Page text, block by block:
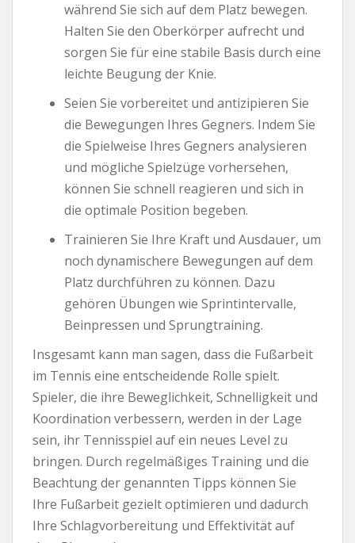
während Sie sich auf dem Platz bewegen.
Halten Sie den Oberkörper aufrecht und
sorgen Sie für eine stabile Basis durch eine
leichte Beugung der Knie.
Seien Sie vorbereitet und antizipieren Sie
die Bewegungen Ihres Gegners. Indem Sie
die Spielweise Ihres Gegners analysieren
und mögliche Spielzüge vorhersehen,
können Sie schnell reagieren und sich in
die optimale Position begeben.
Trainieren Sie Ihre Kraft und Ausdauer, um
noch dynamischere Bewegungen auf dem
Platz durchführen zu können. Dazu
gehören Übungen wie Sprintintervalle,
Beinpressen und Sprungtraining.
Insgesamt kann man sagen, dass die Fußarbeit
im Tennis eine entscheidende Rolle spielt.
Spieler, die ihre Beweglichkeit, Schnelligkeit und
Koordination verbessern, werden in der Lage
sein, ihr Tennisspiel auf ein neues Level zu
bringen. Durch regelmäßiges Training und die
Beachtung der genannten Tipps können Sie
Ihre Fußarbeit gezielt optimieren und dadurch
Ihre Schlagvorbereitung und Effektivität auf